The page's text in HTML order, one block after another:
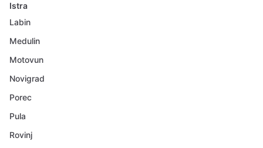
Istra
Labin
Medulin
Motovun
Novigrad
Porec
Pula
Rovinj